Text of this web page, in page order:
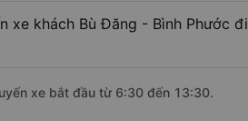
xe khách Bù Đăng - Bình Phước
xe bắt đầu từ 6:30 đến 13:30.